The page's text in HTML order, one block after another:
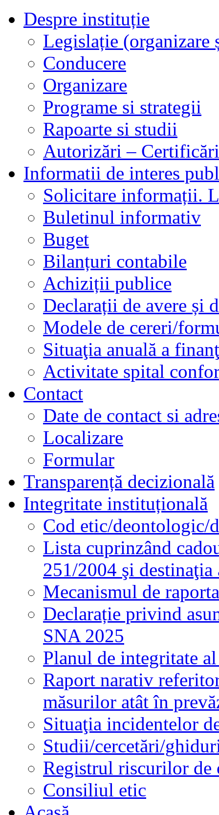
Despre instituție
Legislație
Conducere
Organizare
Programe si strategii
Rapoarte si studii
Autorizări –
Informatii de interes
Solicitare informații.
Buletinul informativ
Buget
Bilanțuri contabile
Achiziții publice
Declarații de avere și
Modele de cereri/
Situaţia anuală a
Activitate spital
Contact
Date de contact si
Localizare
Formular
Transparență decizională
Integritate instituțională
Cod etic/deontologic/
Lista cuprinzând
251/2004 şi destinaţia
Mecanismul de
Declarație privind
SNA 2025
Planul de integritate
Raport narativ
măsurilor atât în
Situaţia incidentelor
Studii/cercetări/
Registrul riscurilor de
Consiliul etic